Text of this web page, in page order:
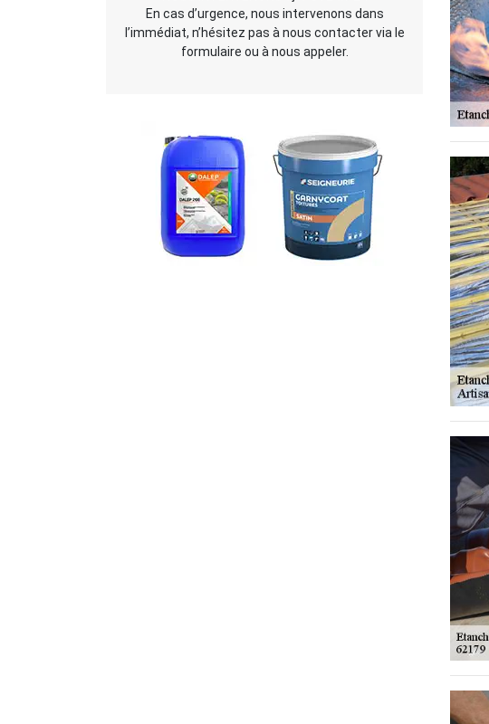
En cas d’urgence, nous intervenons dans
l’immédiat, n’hésitez pas à nous contacter via le
formulaire ou à nous appeler.